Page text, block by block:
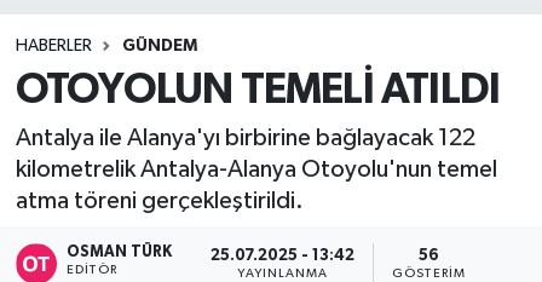
HABERLER GÜNDEM
OTOYOLUN TEMELİ ATILDI
Antalya ile Alanya'yı birbirine bağlayacak 122
kilometrelik Antalya-Alanya Otoyolu'nun temel
atma töreni gerçekleştirildi.
OSMAN TÜRK
EDITÖR
25.07.2025 - 13:42
YAYINLANMA
56
GÖSTERIM